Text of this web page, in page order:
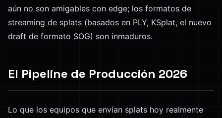
aún no son amigables con edge; los formatos de
streaming de splats (basados en PLY, KSplat, el nuevo
draft de formato SOG) son inmaduros.
El Pipeline de Producción 2026
Lo que los equipos que envían splats hoy realmente